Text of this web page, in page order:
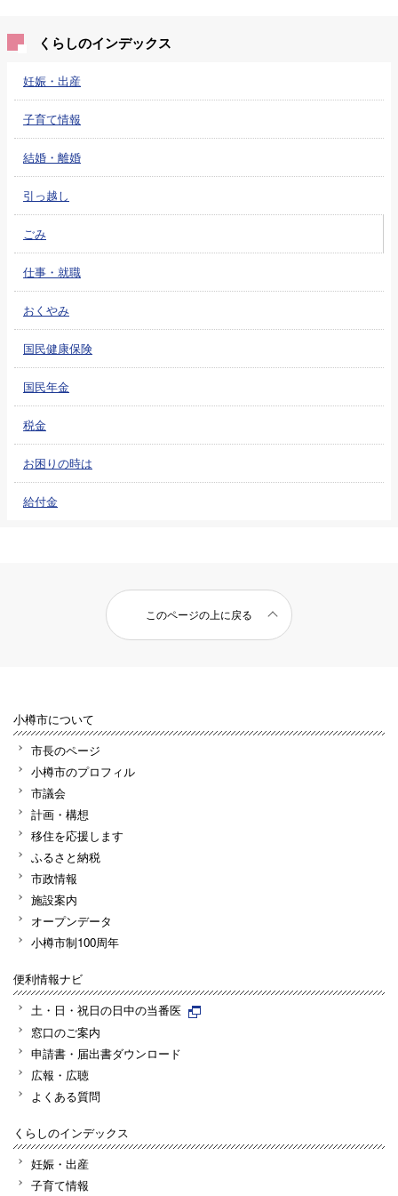
くらしのインデックス
妊娠・出産
子育て情報
結婚・離婚
引っ越し
ごみ
仕事・就職
おくやみ
国民健康保険
国民年金
税金
お困りの時は
給付金
このページの上に戻る
小樽市について
市長のページ
小樽市のプロフィル
市議会
計画・構想
移住を応援します
ふるさと納税
市政情報
施設案内
オープンデータ
小樽市制100周年
便利情報ナビ
土・日・祝日の日中の当番医
窓口のご案内
申請書・届出書ダウンロード
広報・広聴
よくある質問
くらしのインデックス
妊娠・出産
子育て情報